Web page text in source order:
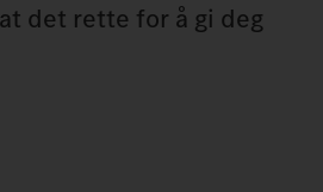
det rette for å gi deg